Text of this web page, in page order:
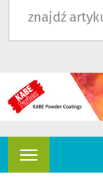
Rozwiń